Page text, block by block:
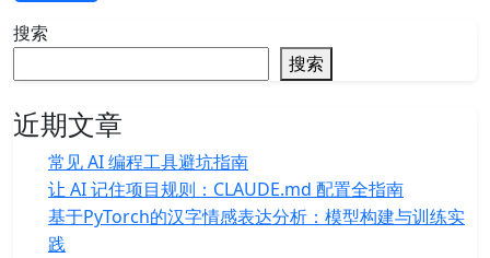
搜索
搜索
近期文章
常见 AI 编程工具避坑指南
让 AI 记住项目规则：CLAUDE.md 配置全指南
基于PyTorch的汉字情感表达分析：模型构建与训练实
践